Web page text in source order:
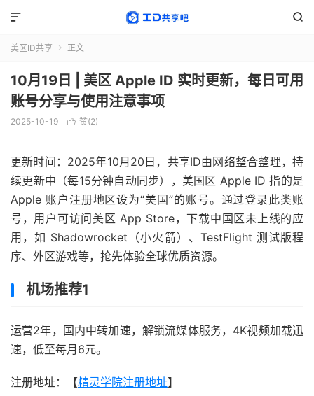


美区ID共享  正文
10月19日 | 美区 Apple ID 实时更新，每日可用
账号分享与使用注意事项
2025-10-19  赞(2)
更新时间：2025年10月20日，共享ID由网络整合整理，持
续更新中（每15分钟自动同步），美国区 Apple ID 指的是
Apple 账户注册地区设为“美国”的账号。通过登录此类账
号，用户可访问美区 App Store，下载中国区未上线的应
用，如 Shadowrocket（小火箭）、TestFlight 测试版程
序、外区游戏等，抢先体验全球优质资源。
机场推荐1
运营2年，国内中转加速，解锁流媒体服务，4K视频加载迅
速，低至每月6元。
注册地址：【精灵学院注册地址】